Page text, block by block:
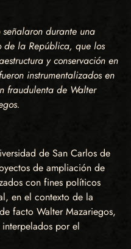
durante una
de la República, que los
y conservación en
instrumentalizados en
fraudulenta de Walter
de San Carlos de
de ampliación de
con fines políticos
en el contexto de la
facto Walter Mazariegos,
por el